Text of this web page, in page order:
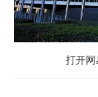
打开